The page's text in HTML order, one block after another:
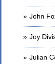
John
Joy
Julian